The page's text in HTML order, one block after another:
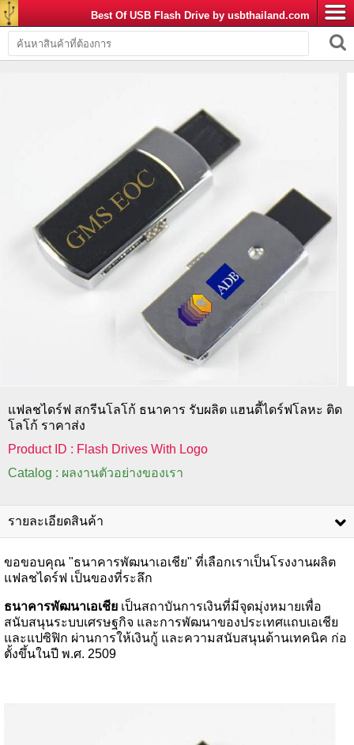
Best Of USB Flash Drive by usbthailand.com
แฟลชไดร์ฟ สกรีนโลโก้ ธนาคาร รับผลิต แฮนดี้ไดร์ฟโลหะ ติด
โลโก้ ราคาส่ง
Product ID : Flash Drives With Logo
Catalog : ผลงานตัวอย่างของเรา
รายละเอียดสินค้า
ขอขอบคุณ "ธนาคารพัฒนาเอเชีย" ที่เลือกเราเป็นโรงงานผลิต
แฟลชไดร์ฟ เป็นของที่ระลึก
ธนาคารพัฒนาเอเชีย เป็นสถาบันการเงินที่มีจุดมุ่งหมายเพื่อ
สนับสนุนระบบเศรษฐกิจ และการพัฒนาของประเทศแถบเอเชีย
และแปซิฟิก ผ่านการให้เงินกู้ และความสนับสนุนด้านเทคนิค ก่อ
ตั้งขึ้นในปี พ.ศ. 2509